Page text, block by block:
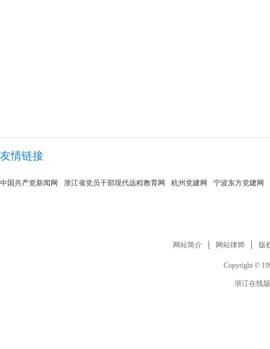
友情链接
中国共产党新闻网 浙江省党员干部现代远程教育网 杭州党建网 宁波东方党建网
网站简介 网站律师 版
Copyright ©
浙江在线